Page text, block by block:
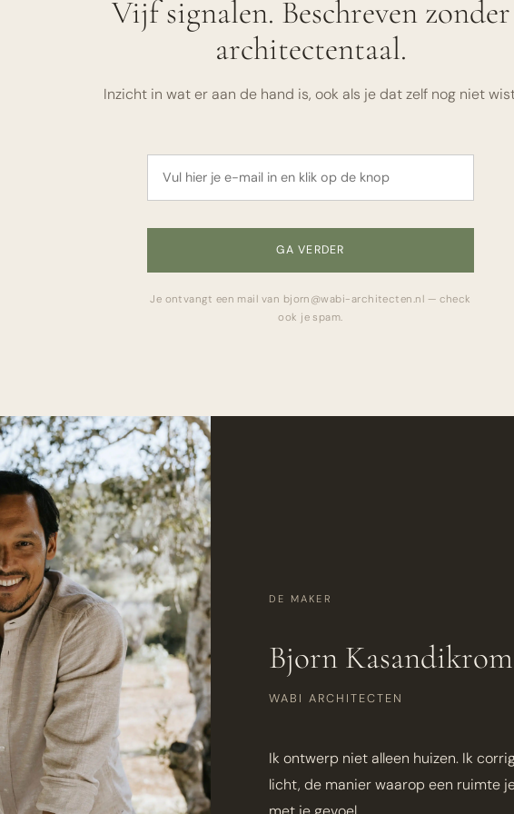
Vijf signalen. Beschreven zonder
architectentaal.
Inzicht in wat er aan de hand is, ook als je dat zelf nog niet
GA VERDER
Je ontvangt een mail van bjorn@wabi-architecten.nl — check
ook je spam.
DE MAKER
Bjorn
WABI ARCHITECTEN
Ik ontwerp niet alleen huizen. Ik
licht, de manier waarop een ruimte